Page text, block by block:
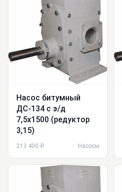
Насос битумный
ДС-134 с э/д
7,5х1500 (редуктор
3,15)
213 400 ₽ Насосы